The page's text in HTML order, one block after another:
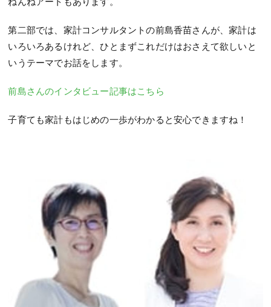
第二部では、家計コンサルタントの前島香苗さんが、家計は
いろいろあるけれど、ひとまずこれだけはおさえて欲しいと
いうテーマでお話をします。
前島さんのインタビュー記事はこちら
子育ても家計もはじめの一歩がわかると安心できますね！